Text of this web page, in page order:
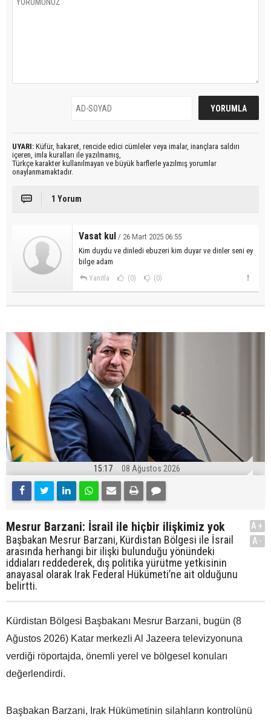
UYARI: Küfür, hakaret, rencide edici cümleler veya imalar, inançlara saldırı
içeren, imla kuralları ile yazılmamış,
Türkçe karakter kullanılmayan ve büyük harflerle yazılmış yorumlar
onaylanmamaktadır.
1 Yorum
Vasat kul / 26 Mart 2025 06:55
Kim duydu ve dinledi ebuzeri kim duyar ve dinler seni ey
bilge adam
Yanıtla (0) (0)
15:17 08 Ağustos 2026
Mesrur Barzani: İsrail ile hiçbir ilişkimiz yok
Başbakan Mesrur Barzani, Kürdistan Bölgesi ile İsrail
arasında herhangi bir ilişki bulunduğu yönündeki
iddiaları reddederek, dış politika yürütme yetkisinin
anayasal olarak Irak Federal Hükümeti’ne ait olduğunu
belirtti.
A+
A-
Kürdistan Bölgesi Başbakanı Mesrur Barzani, bugün (8
Ağustos 2026) Katar merkezli Al Jazeera televizyonuna
verdiği röportajda, önemli yerel ve bölgesel konuları
değerlendirdi.
Başbakan Barzani, Irak Hükümetinin silahların kontrolünü